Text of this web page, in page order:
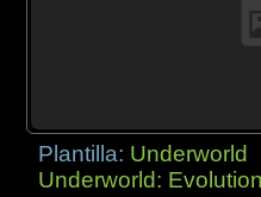
Plantilla: Underworld
Underworld: Evolution